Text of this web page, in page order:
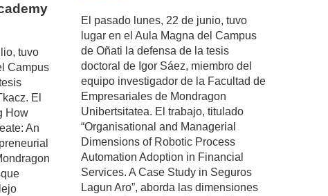
tuvo
Campus
El
How
An
El pasado lunes, 22 de junio, tuvo
lugar en el Aula Magna del Campus
de Oñati la defensa de la tesis
doctoral de Igor Sáez, miembro del
equipo investigador de la Facultad de
Empresariales de Mondragon
Unibertsitatea. El trabajo, titulado
“Organisational and Managerial
Dimensions of Robotic Process
Automation Adoption in Financial
Services. A Case Study in Seguros
Lagun Aro”, aborda las dimensiones